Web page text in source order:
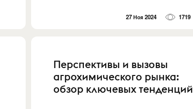
27 Ноя 2024 1719
Перспективы и вызовы
агрохимического рынка:
обзор ключевых тенденций